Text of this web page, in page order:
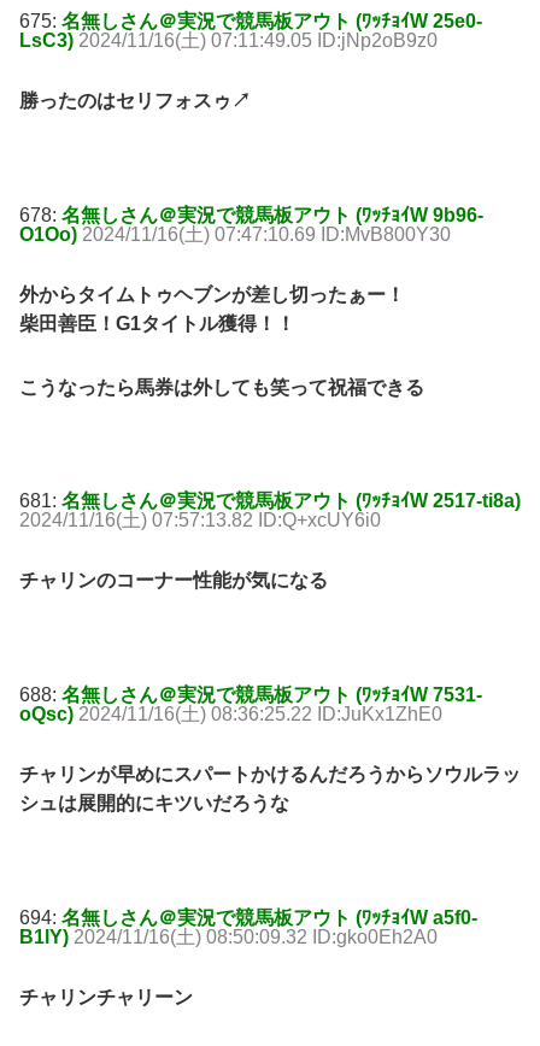
675: 名無しさん＠実況で競馬板アウト (ﾜｯﾁｮｲW 25e0-
LsC3) 2024/11/16(土) 07:11:49.05 ID:jNp2oB9z0
勝ったのはセリフォスゥ↗
678: 名無しさん＠実況で競馬板アウト (ﾜｯﾁｮｲW 9b96-
O1Oo) 2024/11/16(土) 07:47:10.69 ID:MvB800Y30
外からタイムトゥヘブンが差し切ったぁー！
柴田善臣！G1タイトル獲得！！
こうなったら馬券は外しても笑って祝福できる
681: 名無しさん＠実況で競馬板アウト (ﾜｯﾁｮｲW 2517-ti8a)
2024/11/16(土) 07:57:13.82 ID:Q+xcUY6i0
チャリンのコーナー性能が気になる
688: 名無しさん＠実況で競馬板アウト (ﾜｯﾁｮｲW 7531-
oQsc) 2024/11/16(土) 08:36:25.22 ID:JuKx1ZhE0
チャリンが早めにスパートかけるんだろうからソウルラッ
シュは展開的にキツいだろうな
694: 名無しさん＠実況で競馬板アウト (ﾜｯﾁｮｲW a5f0-
B1lY) 2024/11/16(土) 08:50:09.32 ID:gko0Eh2A0
チャリンチャリーン